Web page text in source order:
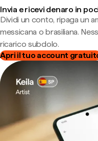
Invia e ricevi denaro in
Dividi un conto, ripaga un
messicana o brasiliana.
ricarico subdolo.
Apri il tuo account